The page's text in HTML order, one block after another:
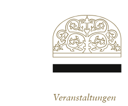
Navigation
Veranstaltungen